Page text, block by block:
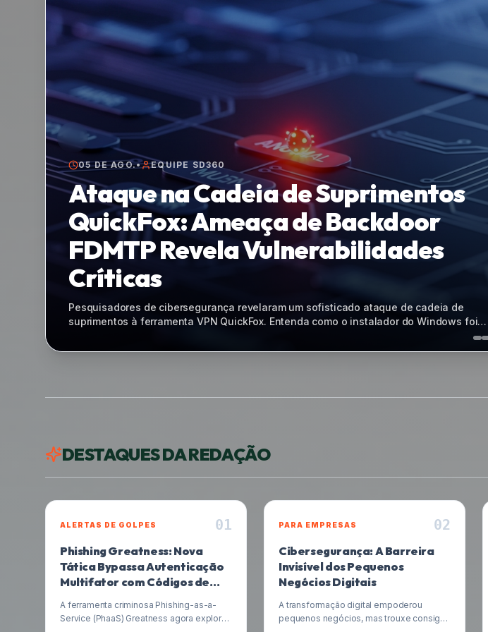
05 DE AGO.• EQUIPE SD360
Ataque de Worm no npm: Como a
Cadeia de Suprimentos de Software
Foi Comprometida
Um verme malicioso direcionado a pacotes npm roubou credenciais e se espalhou por
centenas de projetos em diversas organizações. Entenda o ataque, seus riscos e como
DESTAQUES DA REDAÇÃO
ALERTAS DE GOLPES 01
Phishing Greatness: Nova
Tática Bypassa Autenticação
Multifator com Códigos de
A ferramenta criminosa Phishing-as-a-
Service (PhaaS) Greatness agora explora
PARA EMPRESAS 02
Cibersegurança: A Barreira
Invisível dos Pequenos
Negócios Digitais
A transformação digital empoderou
pequenos negócios, mas trouxe consigo